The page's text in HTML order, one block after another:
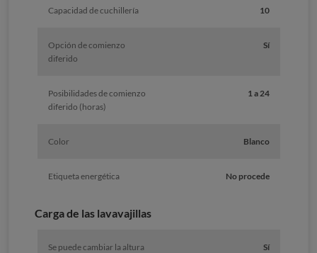
Capacidad de cuchillería 10
Opción de comienzo
diferido
Sí
Posibilidades de comienzo
diferido (horas)
1 a 24
Color Blanco
Etiqueta energética No procede
Carga de las lavavajillas
Se puede cambiar la altura
Sí